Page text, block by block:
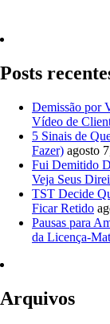
Posts
Demissão por
Vídeo de
5 Sinais de
Fazer) agosto
Fui Demitido
Veja Seus
TST Decide
Ficar Retido
Pausas para
da Licença-
Arquivos